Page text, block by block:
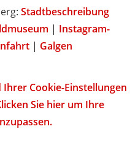
Stadtbeschreibung
| Instagram-
| Galgen
Cookie-Einstellungen
Sie hier um Ihre